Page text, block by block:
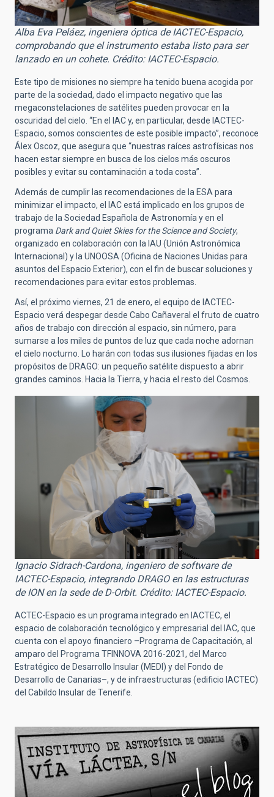
Alba Eva Peláez, ingeniera óptica de IACTEC-Espacio,
comprobando que el instrumento estaba listo para ser
lanzado en un cohete. Crédito: IACTEC-Espacio.
Este tipo de misiones no siempre ha tenido buena acogida por
parte de la sociedad, dado el impacto negativo que las
megaconstelaciones de satélites pueden provocar en la
oscuridad del cielo. “En el IAC y, en particular, desde IACTEC-
Espacio, somos conscientes de este posible impacto”, reconoce
Álex Oscoz, que asegura que “nuestras raíces astrofísicas nos
hacen estar siempre en busca de los cielos más oscuros
posibles y evitar su contaminación a toda costa”.
Además de cumplir las recomendaciones de la ESA para
minimizar el impacto, el IAC está implicado en los grupos de
trabajo de la Sociedad Española de Astronomía y en el
programa Dark and Quiet Skies for the Science and Society,
organizado en colaboración con la IAU (Unión Astronómica
Internacional) y la UNOOSA (Oficina de Naciones Unidas para
asuntos del Espacio Exterior), con el fin de buscar soluciones y
recomendaciones para evitar estos problemas.
Así, el próximo viernes, 21 de enero, el equipo de IACTEC-
Espacio verá despegar desde Cabo Cañaveral el fruto de cuatro
años de trabajo con dirección al espacio, sin número, para
sumarse a los miles de puntos de luz que cada noche adornan
el cielo nocturno. Lo harán con todas sus ilusiones fijadas en los
propósitos de DRAGO: un pequeño satélite dispuesto a abrir
grandes caminos. Hacia la Tierra, y hacia el resto del Cosmos.
Ignacio Sidrach-Cardona, ingeniero de software de
IACTEC-Espacio, integrando DRAGO en las estructuras
de ION en la sede de D-Orbit. Crédito: IACTEC-Espacio.
ACTEC-Espacio es un programa integrado en IACTEC, el
espacio de colaboración tecnológico y empresarial del IAC, que
cuenta con el apoyo financiero –Programa de Capacitación, al
amparo del Programa TFINNOVA 2016-2021, del Marco
Estratégico de Desarrollo Insular (MEDI) y del Fondo de
Desarrollo de Canarias–, y de infraestructuras (edificio IACTEC)
del Cabildo Insular de Tenerife.